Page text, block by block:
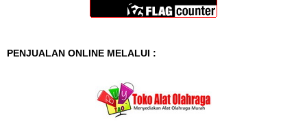
PENJUALAN ONLINE MELALUI :